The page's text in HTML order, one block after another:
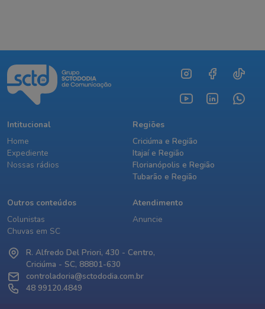
Intitucional
Home
Expediente
Nossas rádios
Regiões
Criciúma e Região
Itajaí e Região
Florianópolis e Região
Tubarão e Região
Outros conteúdos
Colunistas
Chuvas em SC
Atendimento
Anuncie
R. Alfredo Del Priori, 430 - Centro,
Criciúma - SC, 88801-630
controladoria@sctododia.com.br
48 99120.4849